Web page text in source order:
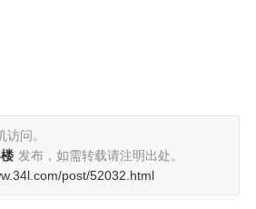
问。
发布，如需转载请注明出处。
post/52032.html